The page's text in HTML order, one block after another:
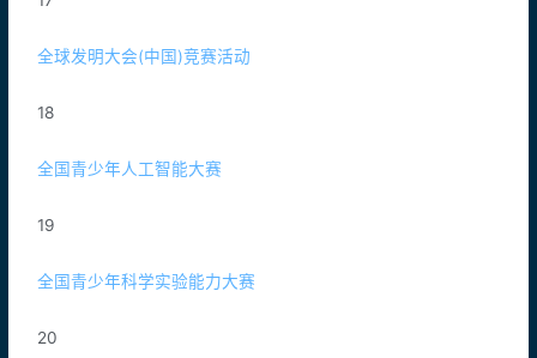
全球发明大会(中国)竞赛活动
18
全国青少年人工智能大赛
19
全国青少年科学实验能力大赛
20